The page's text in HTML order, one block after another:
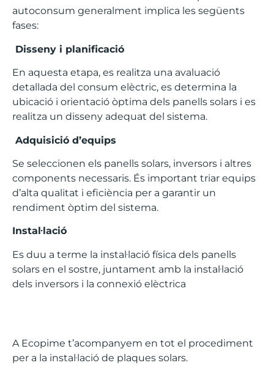
autoconsum generalment implica les següents
fases:
Disseny i planificació
En aquesta etapa, es realitza una avaluació
detallada del consum elèctric, es determina la
ubicació i orientació òptima dels panells solars i es
realitza un disseny adequat del sistema.
Adquisició d’equips
Se seleccionen els panells solars, inversors i altres
components necessaris. És important triar equips
d’alta qualitat i eficiència per a garantir un
rendiment òptim del sistema.
Instal·lació
Es duu a terme la instal·lació física dels panells
solars en el sostre, juntament amb la instal·lació
dels inversors i la connexió elèctrica
A Ecopime t’acompanyem en tot el procediment
per a la instal·lació de plaques solars.